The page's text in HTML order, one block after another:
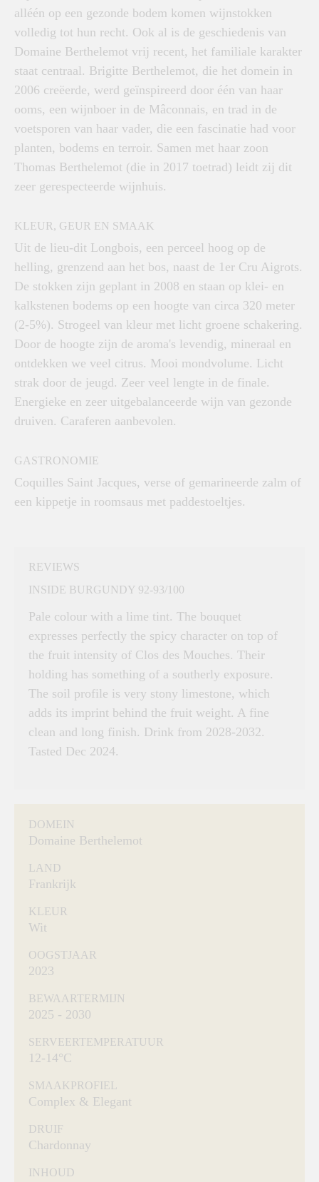
alléén op een gezonde bodem komen wijnstokken
volledig tot hun recht. Ook al is de geschiedenis van
Domaine Berthelemot vrij recent, het familiale karakter
staat centraal. Brigitte Berthelemot, die het domein in
2006 creëerde, werd geïnspireerd door één van haar
ooms, een wijnboer in de Mâconnais, en trad in de
voetsporen van haar vader, die een fascinatie had voor
planten, bodems en terroir. Samen met haar zoon
Thomas Berthelemot (die in 2017 toetrad) leidt zij dit
zeer gerespecteerde wijnhuis.
KLEUR, GEUR EN SMAAK
Uit de lieu-dit Longbois, een perceel hoog op de
helling, grenzend aan het bos, naast de 1er Cru Aigrots.
De stokken zijn geplant in 2008 en staan op klei- en
kalkstenen bodems op een hoogte van circa 320 meter
(2-5%). Strogeel van kleur met licht groene schakering.
Door de hoogte zijn de aroma's levendig, mineraal en
ontdekken we veel citrus. Mooi mondvolume. Licht
strak door de jeugd. Zeer veel lengte in de finale.
Energieke en zeer uitgebalanceerde wijn van gezonde
druiven. Caraferen aanbevolen.
GASTRONOMIE
Coquilles Saint Jacques, verse of gemarineerde zalm of
een kippetje in roomsaus met paddestoeltjes.
REVIEWS
INSIDE BURGUNDY 92-93/100
Pale colour with a lime tint. The bouquet
expresses perfectly the spicy character on top of
the fruit intensity of Clos des Mouches. Their
holding has something of a southerly exposure.
The soil profile is very stony limestone, which
adds its imprint behind the fruit weight. A fine
clean and long finish. Drink from 2028-2032.
Tasted Dec 2024.
DOMEIN
Domaine Berthelemot
LAND
Frankrijk
KLEUR
Wit
OOGSTJAAR
2023
BEWAARTERMIJN
2025 - 2030
SERVEERTEMPERATUUR
12-14°C
SMAAKPROFIEL
Complex & Elegant
DRUIF
Chardonnay
INHOUD